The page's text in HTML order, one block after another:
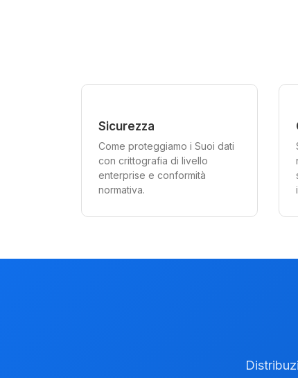
Sicurezza
Come proteggiamo i Suoi dati
con crittografia di livello
enterprise e conformità
normativa.